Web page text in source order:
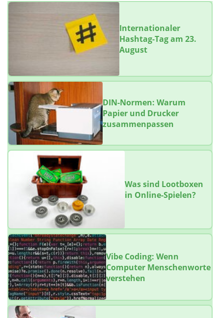
Internationaler
Hashtag-Tag am 23.
August
DIN-Normen: Warum
Papier und Drucker
zusammenpassen
Was sind Lootboxen
in Online-Spielen?
Vibe Coding: Wenn
Computer Menschenworte
verstehen